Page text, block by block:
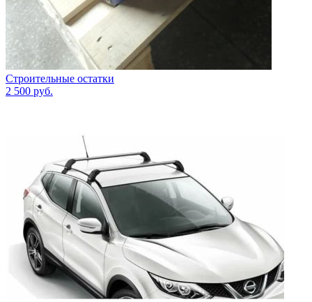
Строительные остатки
2 500 руб.